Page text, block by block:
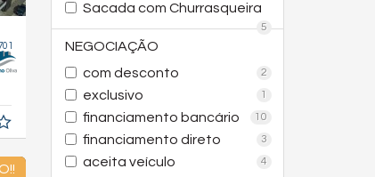
Sacada com Churrasqueira
5
NEGOCIAÇÃO
com desconto
2
exclusivo 1
financiamento bancário 10
financiamento direto 3
aceita veículo 4